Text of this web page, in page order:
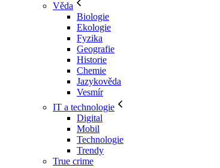
Věda
Biologie
Ekologie
Fyzika
Geografie
Historie
Chemie
Jazykověda
Vesmír
IT a technologie
Digital
Mobil
Technologie
Trendy
True crime